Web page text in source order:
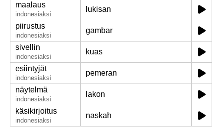
maalaus
indonesiaksi
lukisan
piirustus
indonesiaksi
gambar
sivellin
indonesiaksi
kuas
esiintyjät
indonesiaksi
pemeran
näytelmä
indonesiaksi
lakon
käsikirjoitus
indonesiaksi
naskah